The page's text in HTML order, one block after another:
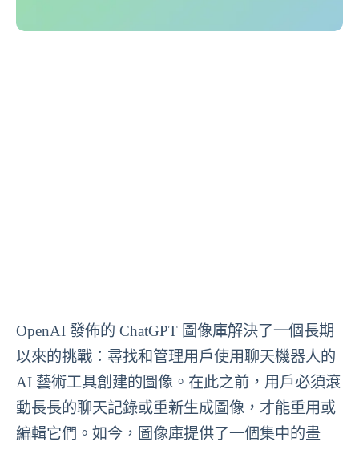
OpenAI 發佈的 ChatGPT 圖像庫解決了一個長期
以來的挑戰：尋找和管理用戶使用聊天機器人的
AI 藝術工具創建的圖像。在此之前，用戶必須滾
動長長的聊天記錄或重新生成圖像，才能重用或
編輯它們。如今，圖像庫提供了一個集中的畫